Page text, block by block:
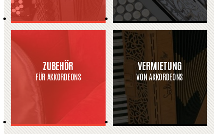
ZUBEHÖR
FÜR AKKORDEONS
VERMIETUNG
VON AKKORDEONS